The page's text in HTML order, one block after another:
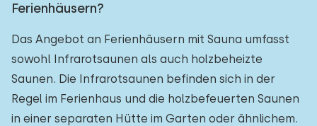
Ferienhäusern?
Das Angebot an Ferienhäusern mit Sauna umfasst
sowohl Infrarotsaunen als auch holzbeheizte
Saunen. Die Infrarotsaunen befinden sich in der
Regel im Ferienhaus und die holzbefeuerten Saunen
in einer separaten Hütte im Garten oder ähnlichem.